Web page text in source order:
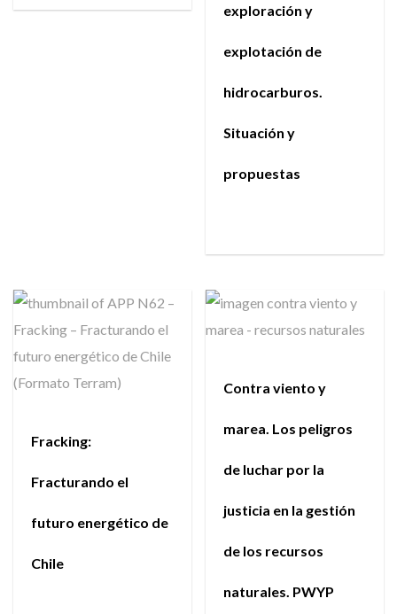
exploración y
explotación de
hidrocarburos.
Situación y
propuestas
Fracking:
Fracturando el
futuro energético de
Chile
Contra viento y
marea. Los peligros
de luchar por la
justicia en la gestión
de los recursos
naturales. PWYP